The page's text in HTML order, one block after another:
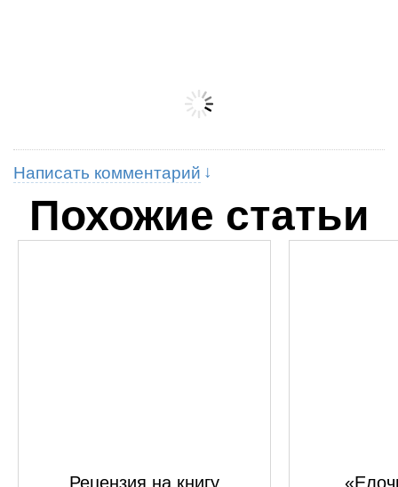
Написать комментарий
Похожие статьи
Рецензия на книгу